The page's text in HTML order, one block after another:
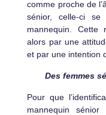
comme proche de
sénior, celle-ci se
mannequin. Cette
alors par une
et par une intention
Des femmes
Pour que
mannequin sénior